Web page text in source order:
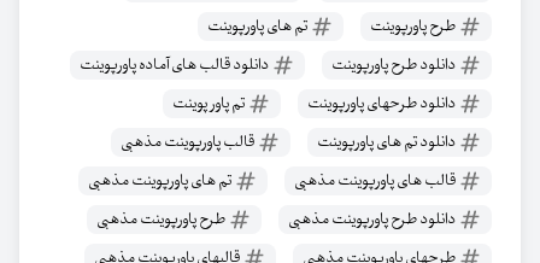
طرح پاورپوینت
تم های پاورپوینت
دانلود طرح پاورپوینت
دانلود قالب های آماده پاورپوینت
دانلود طرحهای پاورپوینت
تم پاور پوینت
دانلود تم های پاورپوینت
قالب پاورپوینت مذهبی
قالب های پاورپوینت مذهبی
تم های پاورپوینت مذهبی
دانلود طرح پاورپوینت مذهبی
طرح پاورپوینت مذهبی
طرحهای پاورپوینت مذهبی
قالبهای پاورپوینت مذهبی